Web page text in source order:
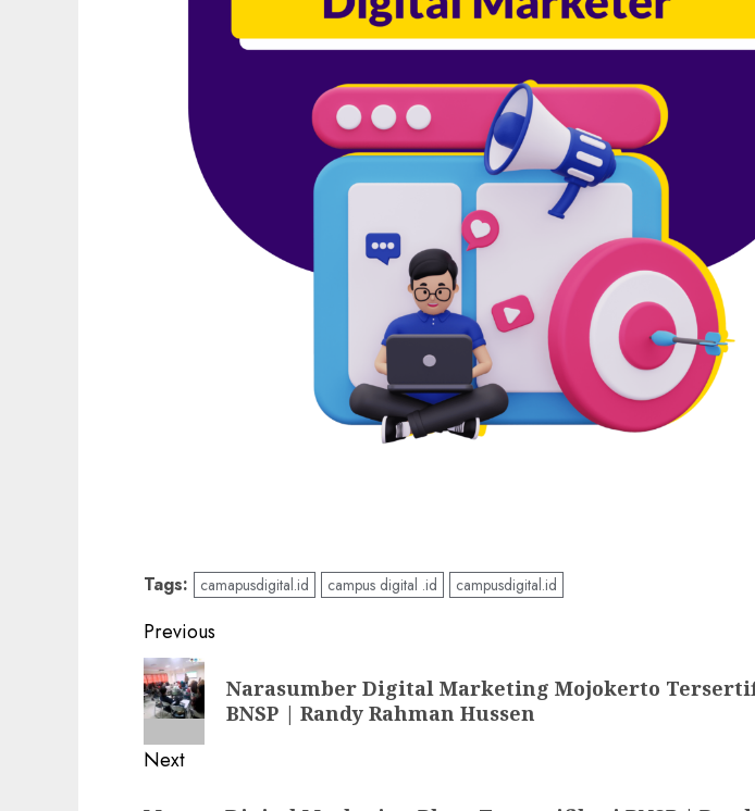
Tags: camapusdigital.id campus digital .id campusdigital.id
Post
navigation
Previous
Previous
post:
Narasumber Digital Marketing Mojokerto
BNSP | Randy Rahman Hussen
Next